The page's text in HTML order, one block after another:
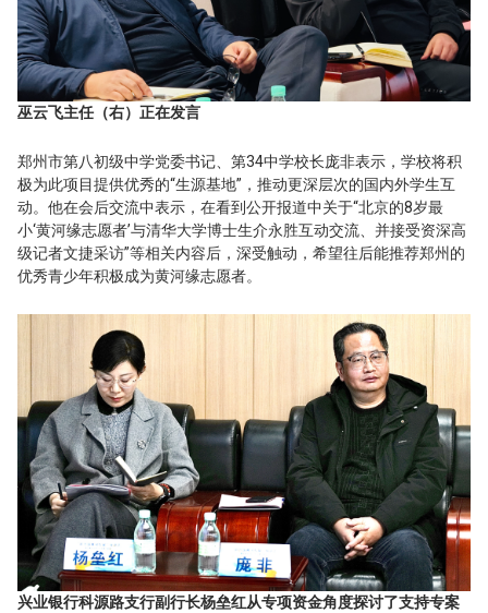
巫云飞主任（右）正在发言
郑州市第八初级中学党委书记、第34中学校长庞非表示，学校将积
极为此项目提供优秀的“生源基地”，推动更深层次的国内外学生互
动。他在会后交流中表示，在看到公开报道中关于“北京的8岁最
小‘黄河缘志愿者’与清华大学博士生介永胜互动交流、并接受资深高
级记者文捷采访”等相关内容后，深受触动，希望往后能推荐郑州的
优秀青少年积极成为黄河缘志愿者。
兴业银行科源路支行副行长杨垒红从专项资金角度探讨了支持专案